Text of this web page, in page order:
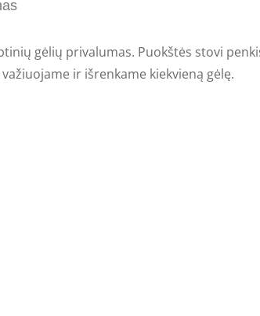
gėlių privalumas. Puokštės stovi
ir išrenkame kiekvieną gėlę.